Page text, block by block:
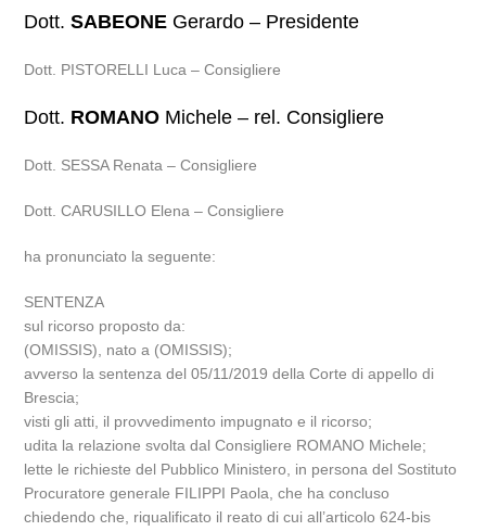
Dott.SABEONE Gerardo – Presidente
Dott. PISTORELLI Luca – Consigliere
Dott. ROMANO Michele – rel. Consigliere
Dott. SESSA Renata – Consigliere
Dott. CARUSILLO Elena – Consigliere
ha pronunciato la seguente:
SENTENZA
sul ricorso proposto da:
(OMISSIS), nato a (OMISSIS);
avverso la sentenza del 05/11/2019 della Corte di appello di
Brescia;
visti gli atti, il provvedimento impugnato e il ricorso;
udita la relazione svolta dal Consigliere ROMANO Michele;
lette le richieste del Pubblico Ministero, in persona del Sostituto
Procuratore generale FILIPPI Paola, che ha concluso
chiedendo che, riqualificato il reato di cui all’articolo 624-bis